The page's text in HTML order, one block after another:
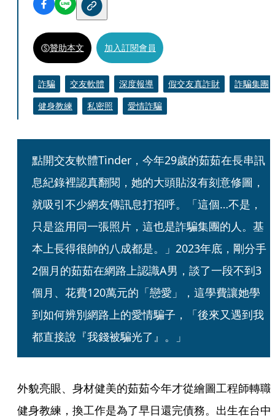
贊助本文 加入訂閱會員
詐騙 交友軟體 深度報導 假交友真詐財
詐騙集團
健身教練
私密照 愛情詐騙
點開交友軟體Tinder，今年29歲的茹茹在長串訊
息紀錄裡認真翻閱，她的大頭貼沒有刻意修圖，
就吸引不少網友傳訊息打招呼。「這個…不是，
只是盜用同一張照片，這也是詐騙集團的人。基
本上長得很帥的八成都是。」2023年底，剛分手
2個月的茹茹在網路上認識A男，談了一段不到3
個月、花費120萬元的「戀愛」，這學費讓她學
到如何辨別網路上的愛情騙子，「後來又遇到我
都直接說『我錢被騙光了』。」
外貌亮眼、身材健美的茹茹今年才從繪圖工程師轉職
健身教練，換工作是為了早日還完債務。出生在台中